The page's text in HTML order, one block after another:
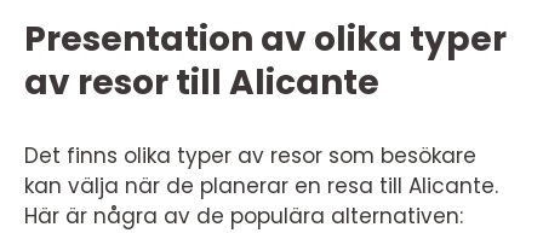
Presentation av olika typer
av resor till Alicante
Det finns olika typer av resor som besökare
kan välja när de planerar en resa till Alicante.
Här är några av de populära alternativen: